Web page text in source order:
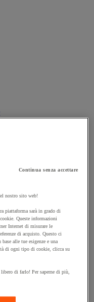
Continua senza accettare
nostro sito web!
piattaforma sarà in grado di
Queste informazioni
Internet di misurare le
di acquisto. Questo ci
alle tue esigenze e una
di ogni tipo di cookie, clicca su
di farlo! Per saperne di più,